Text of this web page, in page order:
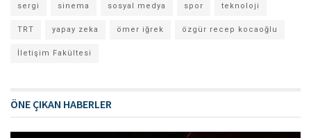
sergi sinema sosyal medya spor teknoloji
TRT yapay zeka ömer iğrek özgür recep kocaoğlu
İletişim Fakültesi
ÖNE ÇIKAN HABERLER